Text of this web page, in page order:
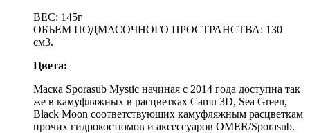
ВЕС: 145г
ОБЪЕМ ПОДМАСОЧНОГО ПРОСТРАНСТВА: 130
см3.
Цвета:
Маска Sporasub Mystic начиная с 2014 года доступна так
же в камуфляжных в расцветках Camu 3D, Sea Green,
Black Moon соответствующих камуфляжным расцветкам
прочих гидрокостюмов и аксессуаров OMER/Sporasub.